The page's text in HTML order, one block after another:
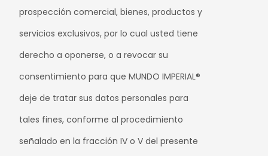
prospección comercial, bienes, productos y
servicios exclusivos, por lo cual usted tiene
derecho a oponerse, o a revocar su
consentimiento para que MUNDO IMPERIAL®
deje de tratar sus datos personales para
tales fines, conforme al procedimiento
señalado en la fracción IV o V del presente